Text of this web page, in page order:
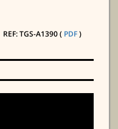
REF: TGS-A1390 ( PDF)